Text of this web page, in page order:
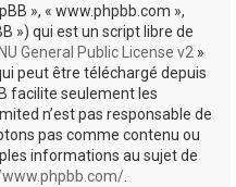
», « www.phpbb.com »,
») qui est un script libre de
General Public License v2 »
peut être téléchargé depuis
facilite seulement les
n’est pas responsable de
pas comme contenu ou
informations au sujet de